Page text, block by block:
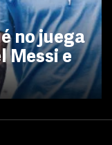
no juega
Messi e